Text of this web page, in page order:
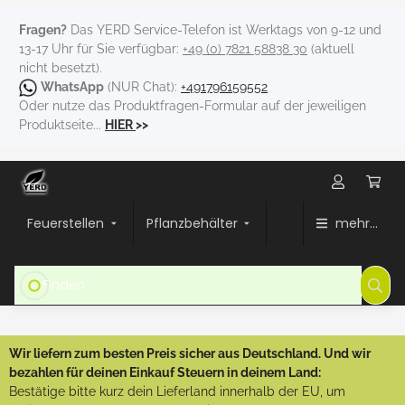
Fragen? Das YERD Service-Telefon ist Werktags von 9-12 und
13-17 Uhr für Sie verfügbar: +49 (0) 7821 58838 30 (aktuell
nicht besetzt).
WhatsApp (NUR Chat): +491796159552
Oder nutze das Produktfragen-Formular auf der jeweiligen
Produktseite... HIER>>
Feuerstellen Pflanzbehälter mehr...
Wir liefern zum besten Preis sicher aus Deutschland. Und wir
bezahlen für deinen Einkauf Steuern in deinem Land:
Bestätige bitte kurz dein Lieferland innerhalb der EU, um